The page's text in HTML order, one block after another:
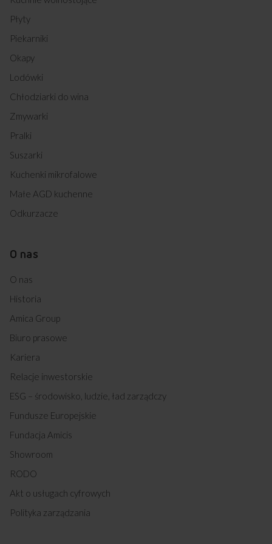
618GE2.33HZPMSNQ(W) (kod: 54039)
618GE3.33HZPTANQ(XX) (kod: 54042)
618GE3.43HZPTADNQ(XX) (kod: 54044)
618GE3.43HZPTAKDNAQ(W) (kod: 54045)
618GG4.43HZPMSQ(XX) (kod: 54048)
618IE3.468HTAKDPQ(XX) (kod: 54050)
EBN 6521 AA (kod: 54051)
EBS 7551 AA (kod: 54053)
EBI 7532 B AA (kod: 54057)
EBI 8562 C AA (kod: 54069)
EBF 6521 AA (kod: 54070)
EBF 7541 AA (kod: 54072)
EBN 7551 AA (kod: 54073)
EBF 8551 AA (kod: 54075)
EBA 8552 AA (kod: 54084)
EBR 7331 W AA (kod: 54086)
GHS 75312 AA (kod: 54087)
GHI 85312 AA (kod: 54089)
GHGI 85512 AA (kod: 54090)
GHGF 75212 AA (kod: 54092)
EBI 71065 AA (kod: 54357)
Płyty
Piekarniki
Okapy
Lodówki
Chłodziarki do wina
Zmywarki
Pralki
Suszarki
Kuchenki mikrofalowe
Małe AGD kuchenne
Odkurzacze
O nas
O nas
Historia
Amica Group
Biuro prasowe
Kariera
Relacje inwestorskie
ESG – środowisko, ludzie, ład zarządczy
Fundusze Europejskie
Fundacja Amicis
Showroom
RODO
Akt o usługach cyfrowych
Polityka zarządzania